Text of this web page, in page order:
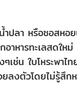
ปลา หรือซอสหอ
าหารทะเลสดใหม่
เช่น ใบโหระพาไ
ลงตัวโดยไม่รู้สึ